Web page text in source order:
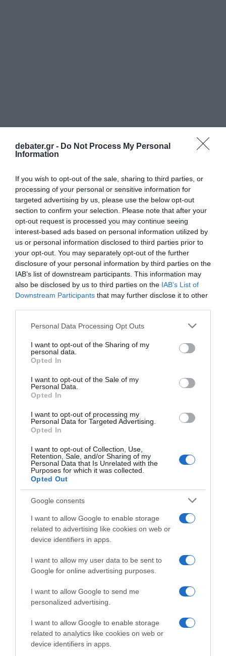
debater.gr - Do Not Process My Personal
Information
If you wish to opt-out of the sale, sharing to third parties, or
processing of your personal or sensitive information for
targeted advertising by us, please use the below opt-out
section to confirm your selection. Please note that after your
opt-out request is processed you may continue seeing
interest-based ads based on personal information utilized by
us or personal information disclosed to third parties prior to
your opt-out. You may separately opt-out of the further
disclosure of your personal information by third parties on the
IAB’s list of downstream participants. This information may
also be disclosed by us to third parties on the IAB’s List of
Downstream Participants that may further disclose it to other
Please note that this website/app uses one or more Google
not limited to your visit or usage behaviour. You may click to
grant or deny consent to Google and its third-party tags to
use your data for below specified purposes in below Google
consent section.
Personal Data Processing Opt Outs
I want to opt-out of the Sharing of my
personal data.
Opted In
I want to opt-out of the Sale of my
Personal Data.
Opted In
I want to opt-out of processing my
Personal Data for Targeted Advertising.
Opted In
I want to opt-out of Collection, Use,
Retention, Sale, and/or Sharing of my
Personal Data that Is Unrelated with the
Purposes for which it was collected.
Opted Out
Google consents
I want to allow Google to enable storage
related to advertising like cookies on web or
device identifiers in apps.
I want to allow my user data to be sent to
Google for online advertising purposes.
I want to allow Google to send me
personalized advertising.
I want to allow Google to enable storage
related to analytics like cookies on web or
device identifiers in apps.
ΠΟΛΙΤΙΚΗ
ΠΟΛΙΤΙΚΗ
Τηλεφωνική επικοινωνία Κυριάκου
Μητσοτάκη με τον πρόεδρο της
Αιγύπτου
Ο Αιγύπτιος πρόεδρος εξέφρασε τη συμπαράστασή του